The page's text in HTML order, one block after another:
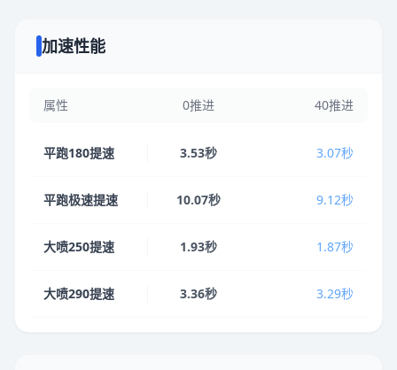
加速性能
属性 0推进 40推进
平跑180提速 3.53秒 3.07秒
平跑极速提速 10.07秒 9.12秒
大喷250提速 1.93秒 1.87秒
大喷290提速 3.36秒 3.29秒